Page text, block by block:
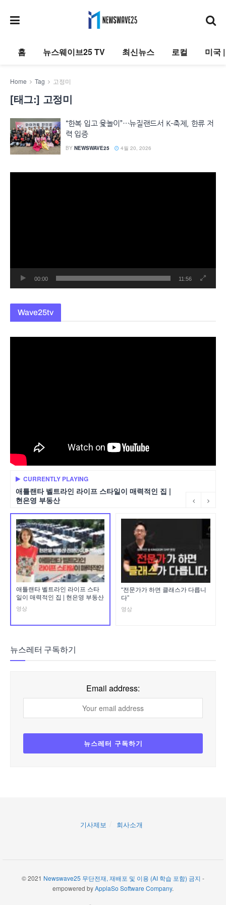
홈 뉴스웨이브25 TV 최신뉴스 로컬 미국
Home Tag 고정미
[태그:] 고정미
“한복 입고 윷놀이”…뉴질랜드서 K-축제, 한류 저
력 입증
BY NEWSWAVE25 4월 20, 2026
00:00 11:56
Wave25tv
CURRENTLY PLAYING
애틀랜타 벨트라인 라이프 스타일이 매력적인 집 |
현은영 부동산
애틀랜타 벨트라인 라이프 스타
일이 매력적인 집 | 현은영 부동산
영상
“전문가가 하면 클래스가 다릅니
다”
영상
뉴스레터 구독하기
Email address:
기사제보 회사소개
© 2021 Newswave25 무단전재, 재배포 및 이용 (AI 학습 포함) 금지 -
empowered byApplaSo Software Company.